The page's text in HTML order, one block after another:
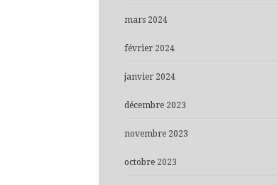
mars 2024
février 2024
janvier 2024
décembre 2023
novembre 2023
octobre 2023